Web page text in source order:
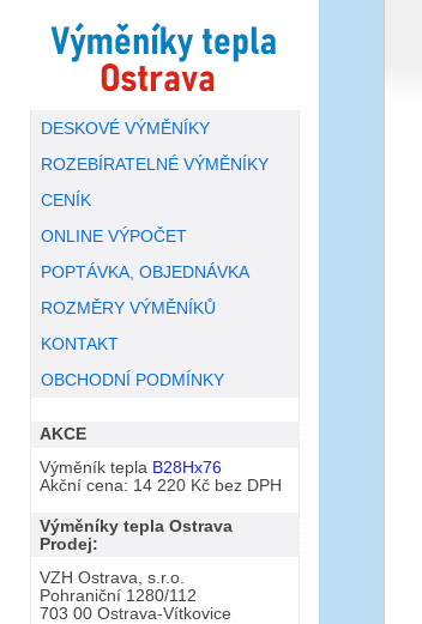
DESKOVÉ VÝMĚNÍKY
ROZEBÍRATELNÉ VÝMĚNÍKY
CENÍK
ONLINE VÝPOČET
POPTÁVKA, OBJEDNÁVKA
ROZMĚRY VÝMĚNÍKŮ
KONTAKT
OBCHODNÍ PODMÍNKY
AKCE
Výměník tepla B28Hx76
Akční cena: 14 220 Kč bez DPH
Výměníky tepla Ostrava
Prodej:
VZH Ostrava, s.r.o.
Pohraniční 1280/112
703 00 Ostrava-Vítkovice